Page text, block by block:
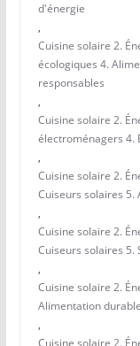
d'énergie
,
Cuisine solaire 2.
écologiques 4.
responsables
,
Cuisine solaire 2.
électroménagers 4.
,
Cuisine solaire 2.
Cuiseurs solaires
,
Cuisine solaire 2.
Cuiseurs solaires 5.
,
Cuisine solaire 2.
Alimentation
,
Cuisine solaire 2.